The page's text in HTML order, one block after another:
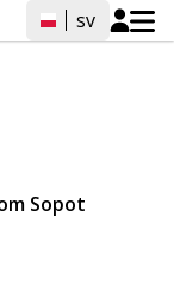
sv
Sopot